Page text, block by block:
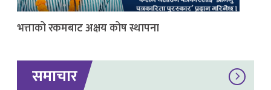
भत्ताको रकमबाट अक्षय कोष स्थापना
समाचार